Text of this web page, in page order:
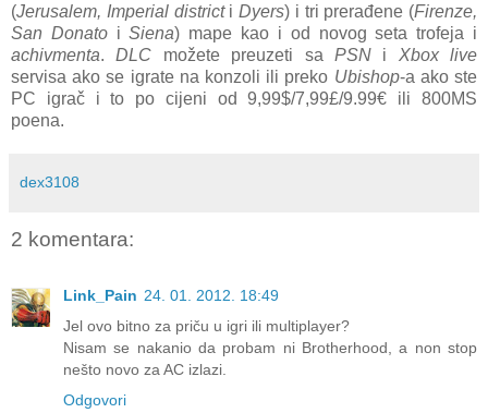
(Jerusalem, Imperial district i Dyers) i tri prerađene (Firenze,
San Donato i Siena) mape kao i od novog seta trofeja i
achivmenta.DLC možete preuzeti sa PSN i Xbox live
servisa ako se igrate na konzoli ili preko Ubishop-a ako ste
PC igrač i to po cijeni od 9,99$/7,99£/9.99€ ili 800MS
poena.
dex3108
2 komentara:
Link_Pain 24. 01. 2012. 18:49
Jel ovo bitno za priču u igri ili multiplayer?
Nisam se nakanio da probam ni Brotherhood, a non stop
nešto novo za AC izlazi.
Odgovori